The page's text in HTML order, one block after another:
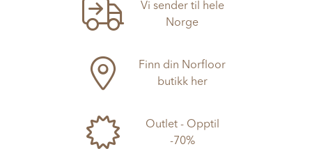
Vi sender til hele
Norge
Finn din Norfloor
butikk her
Outlet - Opptil
-70%